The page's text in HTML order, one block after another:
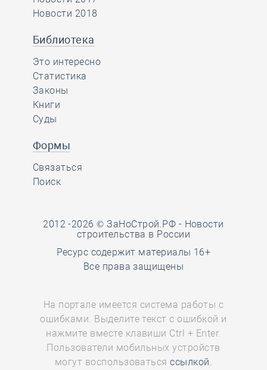
Новости 2018
Библиотека
Это интересно
Статистика
Законы
Книги
Суды
Формы
Связаться
Поиск
2012 -2026 © ЗаНоСтрой.РФ - Новости
строительства в России
Ресурс содержит материалы 16+
Все права защищены
На портале имеется система работы с
ошибками. Выделите текст с ошибкой и
нажмите вместе клавиши Ctrl + Enter.
Пользователи мобильных устройств
могут воспользоватьсяссылкой.